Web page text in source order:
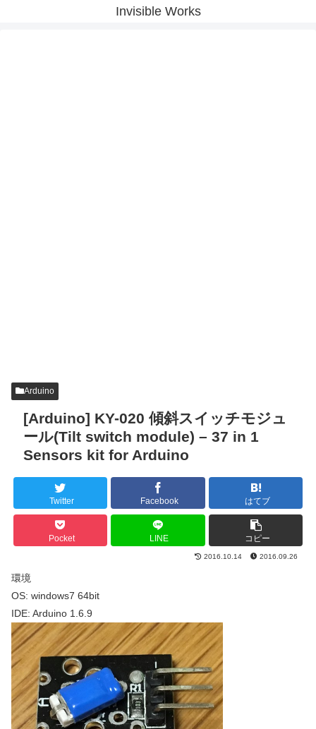
Invisible Works
Arduino
[Arduino] KY-020 傾斜スイッチモジュ
ール(Tilt switch module) – 37 in 1
Sensors kit for Arduino
Twitter Facebook はてブ
Pocket LINE コピー
2016.10.14 2016.09.26
環境
OS: windows7 64bit
IDE: Arduino 1.6.9